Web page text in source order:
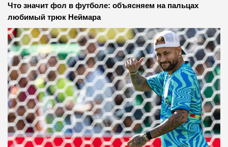
Что значит фол в футболе: объясняем на пальцах
любимый трюк Неймара